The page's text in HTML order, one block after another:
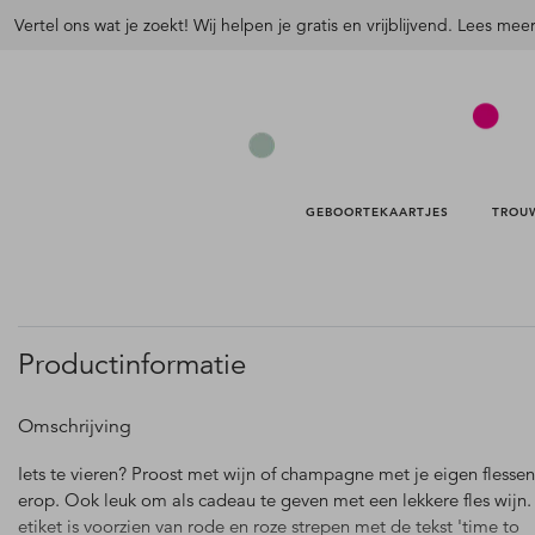
Vertel ons wat je zoekt! Wij helpen je gratis en vrijblijvend. Lees
GEBOORTEKAARTJES
Productinformatie
Omschrijving
Iets te vieren? Proost met wijn of champagne met je eigen
erop. Ook leuk om als cadeau te geven met een lekkere fles
etiket is voorzien van rode en roze strepen met de tekst 'time to